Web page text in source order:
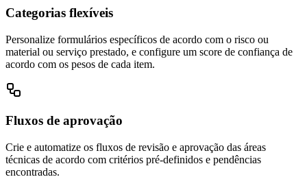
Categorias flexíveis
Personalize formulários específicos de acordo com o risco ou
material ou serviço prestado, e configure um score de confiança de
acordo com os pesos de cada item.
Fluxos de aprovação
Crie e automatize os fluxos de revisão e aprovação das áreas
técnicas de acordo com critérios pré-definidos e pendências
encontradas.